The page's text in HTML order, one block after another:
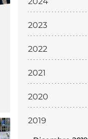
2023
2022
2021
2020
2019